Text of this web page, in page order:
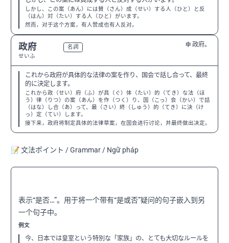
しかし、この案（あん）には賛（さん）成（せい）する人（ひと）と反
（はん）対（たい）する人（ひと）がいます。
然而，对于这个方案，有人赞成也有人反对。
政府
せいふ
名詞 中 政府。
これから政府が具体的な法律の案を作り、国会で話し合って、最終
的に決定します。
これから政（せい）府（ふ）が具（ぐ）体（たい）的（てき）な法（ほ
う）律（りつ）の案（あん）を作（つく）り、国（こっ）会（かい）で話
（はな）し合（あ）って、最（さい）終（しゅう）的（てき）に決（け
っ）定（てい）します。
接下来，政府将制定具体的法律草案，在国会进行讨论，并最终做出决定。
📝 文法ポイント / Grammar / Ngữ pháp
表示“是否…”。用于将一个带有“是或否”疑问的句子嵌入到另
一个句子中。
例文
今、日本では皇室という特別な「家族」の、とても大切なルールを